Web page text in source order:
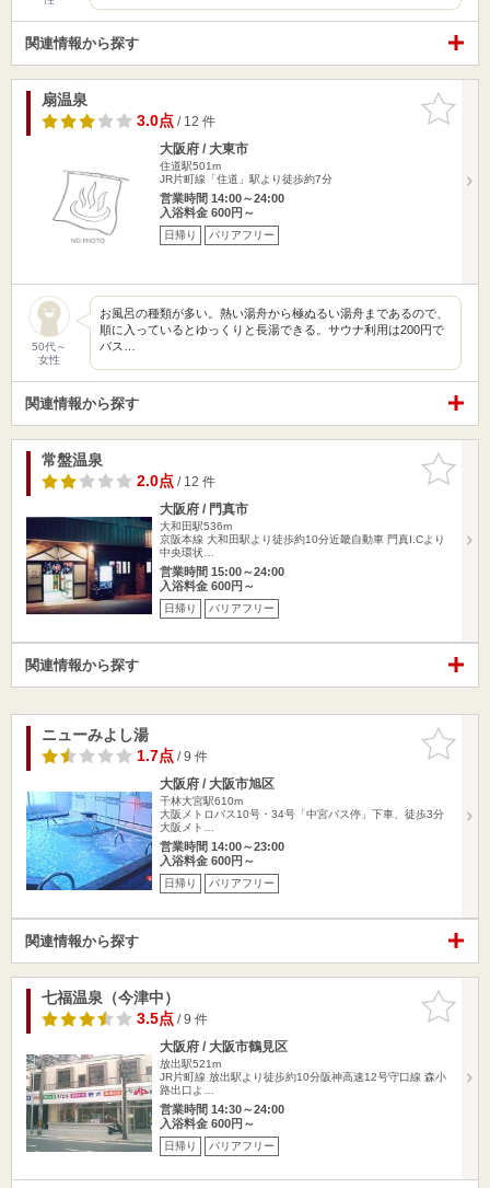
関連情報から探す
お気に入
りに追加
扇温泉
3.0点/ 12 件
大阪府 / 大東市
住道駅501m
JR片町線「住道」駅より徒歩約7分
営業時間 14:00～24:00
入浴料金 600円～
日帰り バリアフリー
50代～
女性
お風呂の種類が多い。熱い湯舟から極ぬるい湯舟まであるので、
順に入っているとゆっくりと長湯できる。サウナ利用は200円で
バス…
関連情報から探す
お気に入
りに追加
常盤温泉
2.0点/ 12 件
大阪府 / 門真市
大和田駅536m
京阪本線 大和田駅より徒歩約10分近畿自動車 門真I.Cより
中央環状…
営業時間 15:00～24:00
入浴料金 600円～
日帰り バリアフリー
関連情報から探す
お気に入
りに追加
ニューみよし湯
1.7点/ 9 件
大阪府 / 大阪市旭区
千林大宮駅610m
大阪メトロバス10号・34号「中宮バス停」下車、徒歩3分
大阪メト…
営業時間 14:00～23:00
入浴料金 600円～
日帰り バリアフリー
関連情報から探す
お気に入
りに追加
七福温泉（今津中）
3.5点/ 9 件
大阪府 / 大阪市鶴見区
放出駅521m
JR片町線 放出駅より徒歩約10分阪神高速12号守口線 森小
路出口よ…
営業時間 14:30～24:00
入浴料金 600円～
日帰り バリアフリー